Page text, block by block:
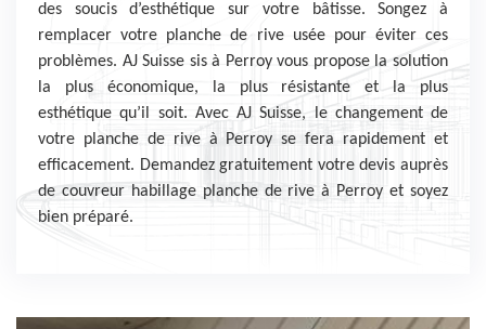
des soucis d’esthétique sur votre bâtisse. Songez à
remplacer votre planche de rive usée pour éviter ces
problèmes. AJ Suisse sis à Perroy vous propose la solution
la plus économique, la plus résistante et la plus
esthétique qu’il soit. Avec AJ Suisse, le changement de
votre planche de rive à Perroy se fera rapidement et
efficacement. Demandez gratuitement votre devis auprès
de couvreur habillage planche de rive à Perroy et soyez
bien préparé.